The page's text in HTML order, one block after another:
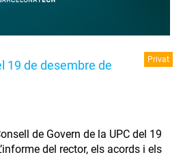
19 de desembre de
Privat
de Govern de la UPC del 19
del rector, els acords i els